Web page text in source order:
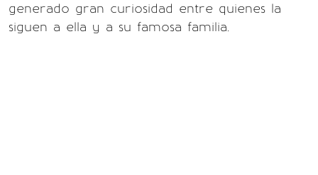
generado gran curiosidad entre quienes la
siguen a ella y a su famosa familia.